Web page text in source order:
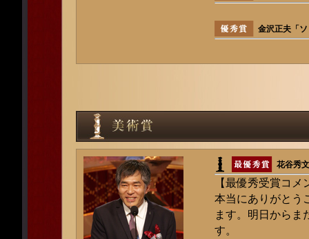
金沢正夫「
花谷秀
【最優秀受賞コメ
本当にありがとう
ます。明日からま
す。